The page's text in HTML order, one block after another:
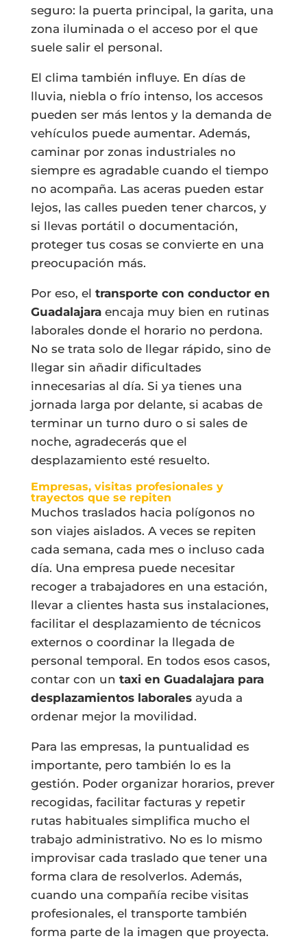
seguro: la puerta principal, la garita, una
zona iluminada o el acceso por el que
suele salir el personal.
El clima también influye. En días de
lluvia, niebla o frío intenso, los accesos
pueden ser más lentos y la demanda de
vehículos puede aumentar. Además,
caminar por zonas industriales no
siempre es agradable cuando el tiempo
no acompaña. Las aceras pueden estar
lejos, las calles pueden tener charcos, y
si llevas portátil o documentación,
proteger tus cosas se convierte en una
preocupación más.
Por eso, el transporte con conductor en
Guadalajaraencaja muy bien en rutinas
laborales donde el horario no perdona.
No se trata solo de llegar rápido, sino de
llegar sin añadir dificultades
innecesarias al día. Si ya tienes una
jornada larga por delante, si acabas de
terminar un turno duro o si sales de
noche, agradecerás que el
desplazamiento esté resuelto.
Empresas, visitas profesionales y
trayectos que se repiten
Muchos traslados hacia polígonos no
son viajes aislados. A veces se repiten
cada semana, cada mes o incluso cada
día. Una empresa puede necesitar
recoger a trabajadores en una estación,
llevar a clientes hasta sus instalaciones,
facilitar el desplazamiento de técnicos
externos o coordinar la llegada de
personal temporal. En todos esos casos,
contar con un taxi en Guadalajara para
desplazamientos laboralesayuda a
ordenar mejor la movilidad.
Para las empresas, la puntualidad es
importante, pero también lo es la
gestión. Poder organizar horarios, prever
recogidas, facilitar facturas y repetir
rutas habituales simplifica mucho el
trabajo administrativo. No es lo mismo
improvisar cada traslado que tener una
forma clara de resolverlos. Además,
cuando una compañía recibe visitas
profesionales, el transporte también
forma parte de la imagen que proyecta.